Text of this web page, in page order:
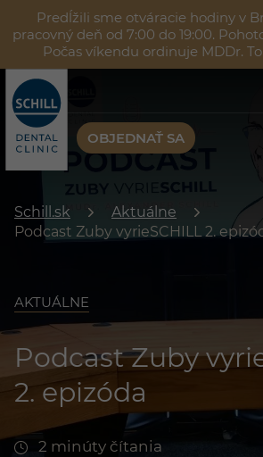
Predĺžili sme otváracie hodiny v
pracovný deň od 7:00 do 19:00.
Počas víkendu ordinuje MDDr.
OBJEDNAŤ SA
Schill.sk
Aktuálne
Podcast Zuby vyrieSCHILL 2.
AKTUÁLNE
Podcast Zuby
2. epizóda
2 minúty čítania